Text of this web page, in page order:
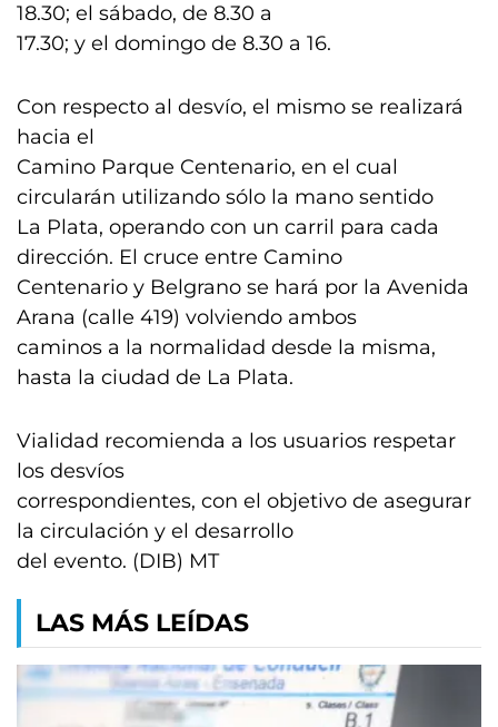
18.30; el sábado, de 8.30 a
17.30; y el domingo de 8.30 a 16.
Con respecto al desvío, el mismo se realizará
hacia el
Camino Parque Centenario, en el cual
circularán utilizando sólo la mano sentido
La Plata, operando con un carril para cada
dirección. El cruce entre Camino
Centenario y Belgrano se hará por la Avenida
Arana (calle 419) volviendo ambos
caminos a la normalidad desde la misma,
hasta la ciudad de La Plata.
Vialidad recomienda a los usuarios respetar
los desvíos
correspondientes, con el objetivo de asegurar
la circulación y el desarrollo
del evento. (DIB) MT
LAS MÁS LEÍDAS